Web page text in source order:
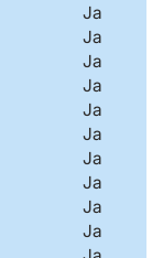
Ja
Ja
Ja
Ja
Ja
Ja
Ja
Ja
Ja
Ja